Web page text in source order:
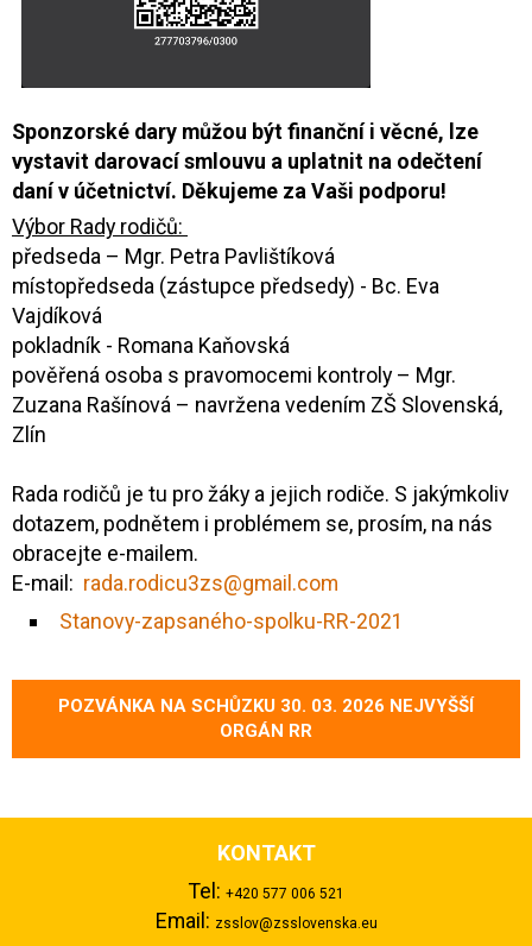
Sponzorské dary můžou být finanční i věcné, lze
vystavit darovací smlouvu a uplatnit na odečtení
daní v účetnictví. Děkujeme za Vaši podporu!
Výbor Rady rodičů:
předseda – Mgr. Petra Pavlištíková
místopředseda (zástupce předsedy) - Bc. Eva
Vajdíková
pokladník - Romana Kaňovská
pověřená osoba s pravomocemi kontroly – Mgr.
Zuzana Rašínová – navržena vedením ZŠ Slovenská,
Zlín
Rada rodičů je tu pro žáky a jejich rodiče. S jakýmkoliv
dotazem, podnětem i problémem se, prosím, na nás
obracejte e-mailem.
E-mail: rada.rodicu3zs@gmail.com
Stanovy-zapsaného-spolku-RR-2021
POZVÁNKA NA SCHŮZKU 30. 03. 2026 NEJVYŠŠÍ
ORGÁN RR
KONTAKT
Tel: +420 577 006 521
Email: zsslov@zsslovenska.eu